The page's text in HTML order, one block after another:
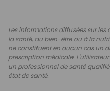
Les informations diffusées sur
la santé, au bien-être ou à la
ne constituent en aucun cas un
prescription médicale.
un professionnel de santé
état de santé.